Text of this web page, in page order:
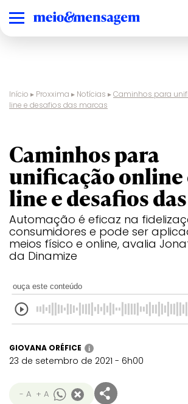
Início ▸ Proxxima ▸ Notícias ▸Caminhos para
line e desafios das marcas
Caminhos para
unificação online
line e desafios
Automação é eficaz na
consumidores e pode ser
meios físico e online, avalia
da Dinamize
ouça este conteúdo
GIOVANA ORÉFICE i
23 de setembro de 2021 - 6h00
- A + A